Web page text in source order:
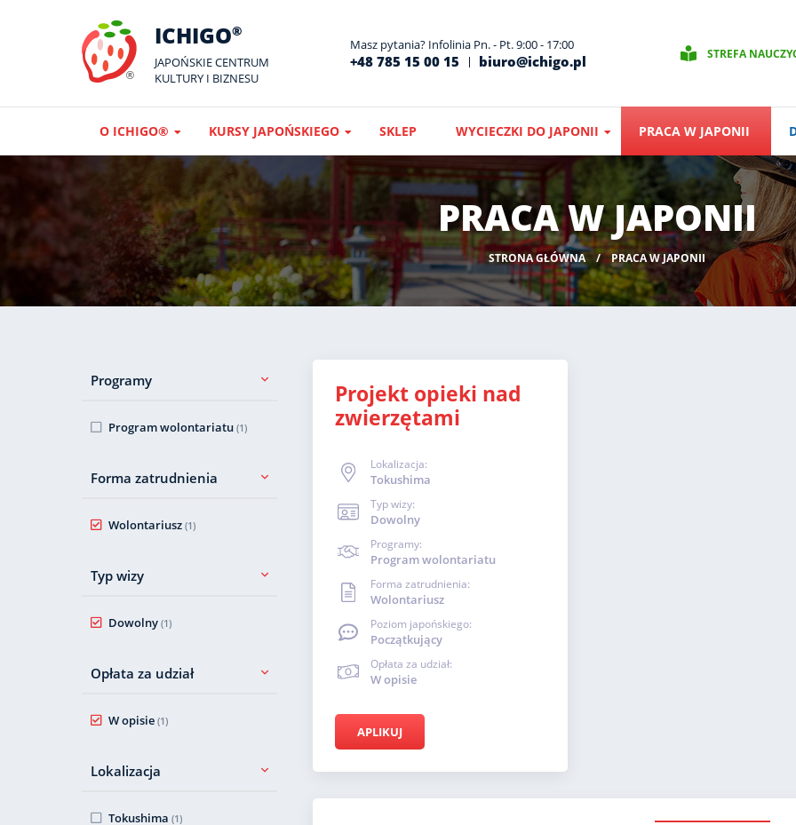
ICHIGO®
JAPOŃSKIE CENTRUM
KULTURY I BIZNESU
Masz pytania? Infolinia Pn. - Pt. 9:00 - 17:00
+48 785 15 00 15 biuro@ichigo.pl STREFA
O ICHIGO® KURSY JAPOŃSKIEGO SKLEP WYCIECZKI DO JAPONII PRACA W JAPONII
PRACA W JAPONII
STRONA GŁÓWNA PRACA W JAPONII
Programy
Program wolontariatu (1)
Forma zatrudnienia
Wolontariusz (1)
Typ wizy
Dowolny (1)
Opłata za udział
W opisie (1)
Lokalizacja
Tokushima (1)
Projekt opieki nad
zwierzętami
Lokalizacja:
Tokushima
Typ wizy:
Dowolny
Programy:
Program wolontariatu
Forma zatrudnienia:
Wolontariusz
Poziom japońskiego:
Początkujący
Opłata za udział:
W opisie
APLIKUJ